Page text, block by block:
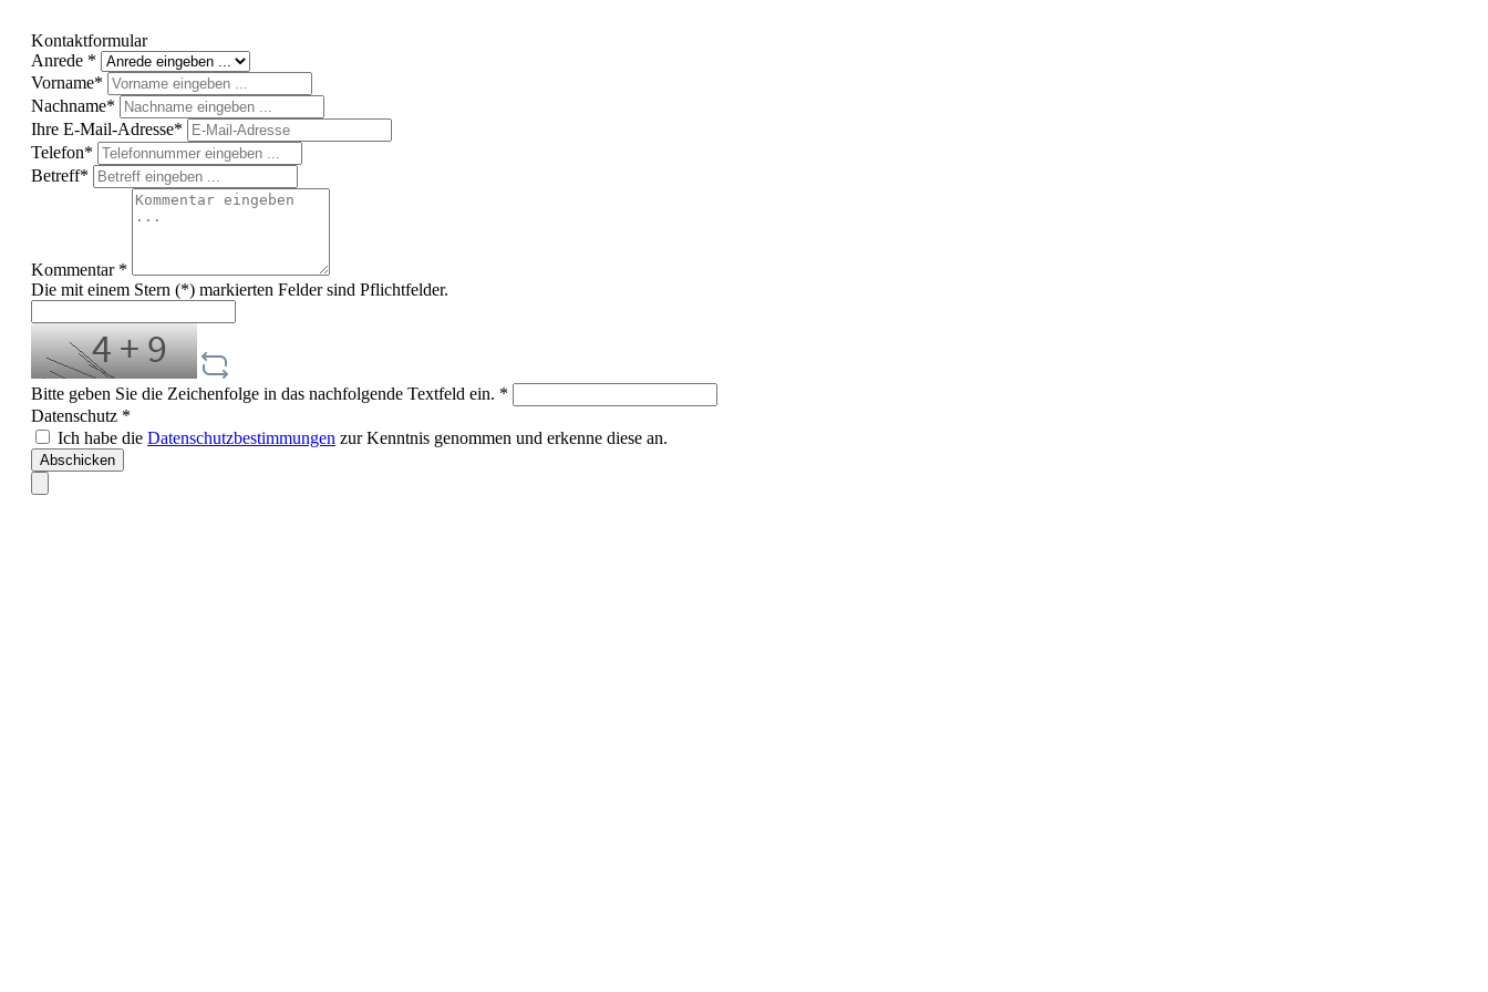
Kontaktformular
Anrede *
Vorname*
Nachname*
Ihre E-Mail-Adresse*
Telefon*
Betreff*
Kommentar *
Die mit einem Stern (*) markierten Felder sind Pflichtfelder.
Bitte geben Sie die Zeichenfolge in das nachfolgende Textfeld ein. *
Datenschutz *
Ich habe die Datenschutzbestimmungen zur Kenntnis genommen und erkenne diese an.
Abschicken